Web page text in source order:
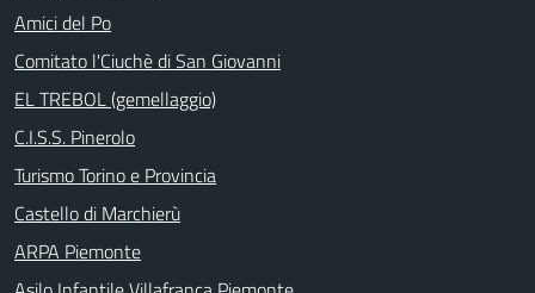
Amici del Po
Comitato l'Ciuchè di San Giovanni
EL TREBOL (gemellaggio)
C.I.S.S. Pinerolo
Turismo Torino e Provincia
Castello di Marchierù
ARPA Piemonte